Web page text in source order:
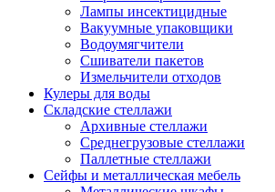
Лампы инсектицидные
Вакуумные упаковщики
Водоумягчители
Сшиватели пакетов
Измельчители отходов
Кулеры для воды
Складские стеллажи
Архивные стеллажи
Среднегрузовые стеллажи
Паллетные стеллажи
Сейфы и металлическая мебель